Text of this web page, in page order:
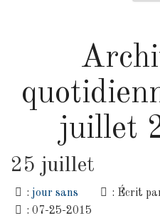
juillet
25 juillet
:jour sans : Écrit
: 07-25-2015